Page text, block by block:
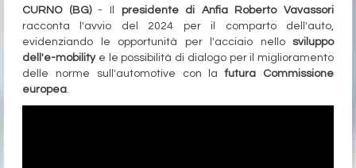
CURNO (BG) - Il
presidente di Anfia Roberto Vavassori
racconta l'avvio del 2024 per il comparto dell'auto,
evidenziando le opportunità per l'acciaio nello sviluppo
dell'e-mobilitye le possibilità di dialogo per il miglioramento
delle norme sull'automotive con lafutura Commissione
europea.